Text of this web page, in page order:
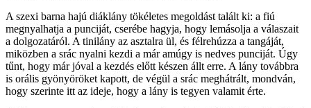
A szexi barna hajú diáklány tökéletes megoldást talált ki: a fiú
megnyalhatja a punciját, cserébe hagyja, hogy lemásolja a válaszait
a dolgozatáról. A tinilány az asztalra ül, és félrehúzza a tangáját,
miközben a srác nyalni kezdi a már amúgy is nedves punciját. Úgy
tűnt, hogy már jóval a kezdés előtt készen állt erre. A lány továbbra
is orális gyönyöröket kapott, de végül a srác meghátrált, mondván,
hogy szerinte itt az ideje, hogy a lány is tegyen valamit érte.